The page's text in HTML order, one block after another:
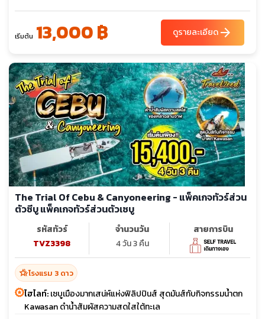
เริ่มต้น 13,000 ฿ ดูรายละเอียดarrow_forward
The Trial Of Cebu & Canyoneering - แพ็คเกจทัวร์ส่วน
ตัวซีบู แพ็คเกจทัวร์ส่วนตัวเซบู
รหัสทัวร์
TVZ3398
จำนวนวัน
4 วัน 3 คืน
สายการบิน
hotel_classโรงแรม 3 ดาว
ไฮไลท์:เซบูเมืองมากเสน่ห์แห่งฟิลิปปินส์ สุดมันส์กับกิจกรรมน้ำตก
Kawasan ดำน้ำสัมผัสความสดใสใต้ทะเล